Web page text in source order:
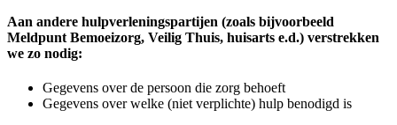
Aan andere hulpverleningspartijen (zoals bijvoorbeeld
Meldpunt Bemoeizorg, Veilig Thuis, huisarts e.d.) verstrekken
we zo nodig:
Gegevens over de persoon die zorg behoeft
Gegevens over welke (niet verplichte) hulp benodigd is